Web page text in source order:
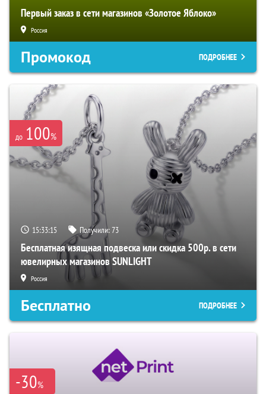
Первый заказ в сети магазинов «Золотое Яблоко»
Россия
Промокод ПОДРОБНЕЕ
до 100%
15:33:14 Получили:73
Бесплатная изящная подвеска или скидка 500р. в сети
ювелирных магазинов SUNLIGHT
Россия
Бесплатно ПОДРОБНЕЕ
-30%